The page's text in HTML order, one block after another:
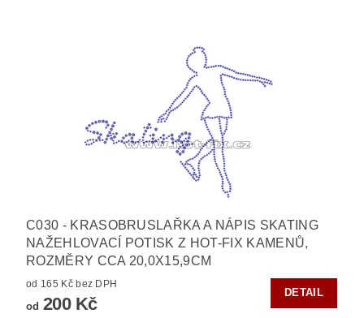
C030 - KRASOBRUSLAŘKA A NÁPIS SKATING
NAŽEHLOVACÍ POTISK Z HOT-FIX KAMENŮ,
ROZMĚRY CCA 20,0X15,9CM
od 165 Kč bez DPH
od 200 Kč
DETAIL